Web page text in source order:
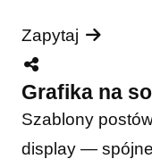
Zapytaj
Grafika na
Szablony
display —